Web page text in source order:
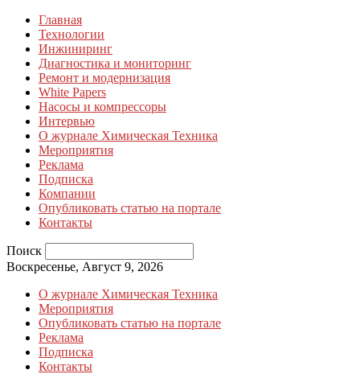
Главная
Технологии
Инжиниринг
Диагностика и мониторинг
Ремонт и модернизация
White Papers
Насосы и компрессоры
Интервью
О журнале Химическая Техника
Мероприятия
Реклама
Подписка
Компании
Опубликовать статью на портале
Контакты
Поиск
Воскресенье, Август 9, 2026
О журнале Химическая Техника
Мероприятия
Опубликовать статью на портале
Реклама
Подписка
Контакты